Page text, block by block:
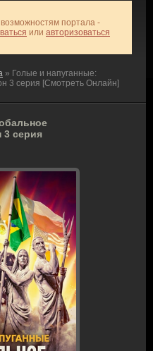
портала -
или авторизоваться
» Голые и напуганные:
3 серия [Смотреть Онлайн]
3 серия